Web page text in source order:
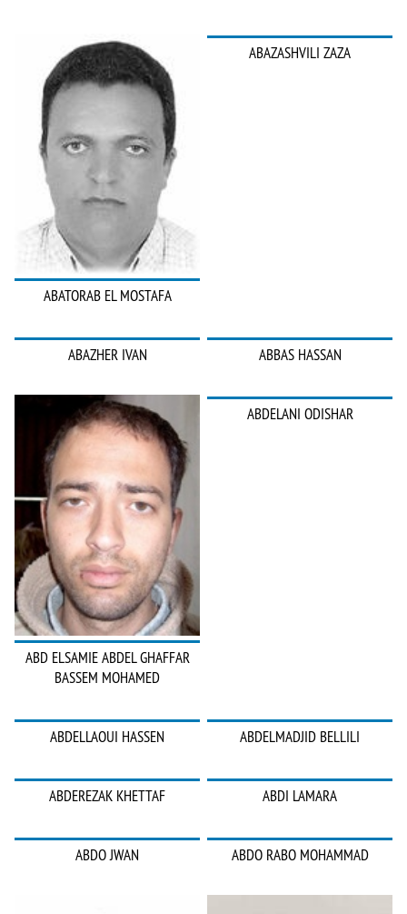
ABATORAB EL MOSTAFA
ABAZASHVILI ZAZA
ABAZHER IVAN ABBAS HASSAN
ABD ELSAMIE ABDEL GHAFFAR
BASSEM MOHAMED
ABDELANI ODISHAR
ABDELLAOUI HASSEN ABDELMADJID BELLILI
ABDEREZAK KHETTAF ABDI LAMARA
ABDO JWAN ABDO RABO MOHAMMAD